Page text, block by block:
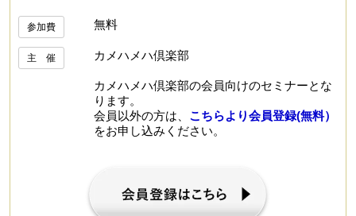
参加費 無料
主 催 カメハメハ倶楽部
カメハメハ倶楽部の会員向けのセミナーとな
ります。
会員以外の方は、 こちらより会員登録(無料）
をお申し込みください。